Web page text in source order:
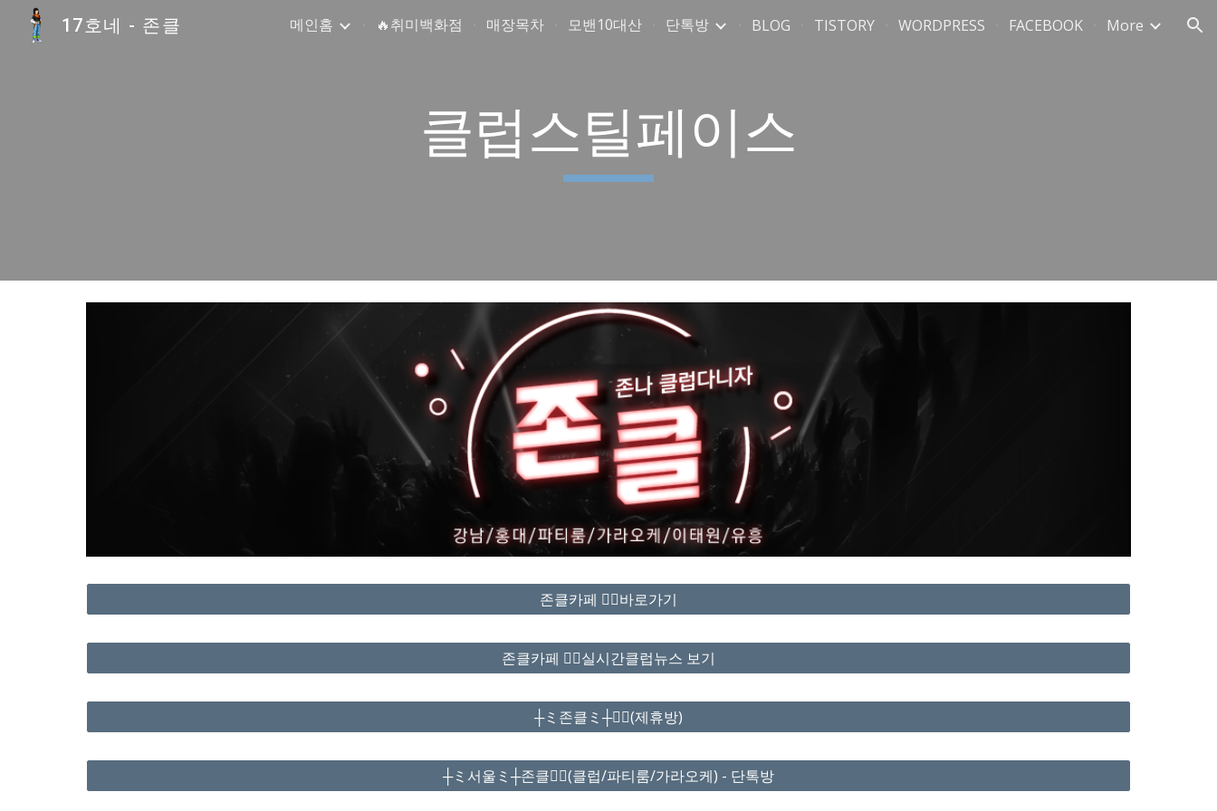
Skip to main content Skip to navigation
17호네 - 존클 메인홈 🔥취미백화점 매장목차 모밴10대산 단톡방 BLOG TISTORY WORDPRESS FACEBOOK More
클럽스틸페이스
존클카페 ❤️‍🔥바로가기
존클카페 ❤️‍🔥실시간클럽뉴스 보기
┼ミ존클ミ┼❤️‍🔥(제휴방)
┼ミ서울ミ┼존클❤️‍🔥(클럽/파티룸/가라오케) - 단톡방